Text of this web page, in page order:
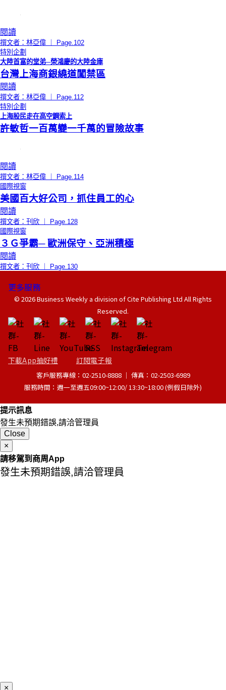
閱讀
撰文者：林亞偉 ｜ Page.102
特別企劃
大陸首富的堂弟─榮鴻慶的大陸金庫
台灣上海商銀繞道闖禁區
閱讀
撰文者：林亞偉 ｜ Page.112
特別企劃
上海股民走在高空鋼索上
許敏哲一百萬變一千萬的冒險故事
閱讀
撰文者：林亞偉 ｜ Page.114
國際視窗
美國百大好公司，抓住員工的心
閱讀
撰文者：刊欣 ｜ Page.128
國際視窗
３Ｇ爭霸─ 歐洲保守、亞洲積極
閱讀
撰文者：刊欣 ｜ Page.130
更多服務
© 2026 Business Weekly a division of Cite Publishing Ltd All Rights
Reserved.
下載App抽好禮 訂閱電子報
客戶服務專線：02-2510-8888 │ 傳真：02-2503-6989
服務時間：週一至週五09:00~12:00/ 13:30~18:00 (例假日除外)
提示訊息
發生未預期錯誤,請洽管理員
Close
×
請移駕到商周App
發生未預期錯誤,請洽管理員
×